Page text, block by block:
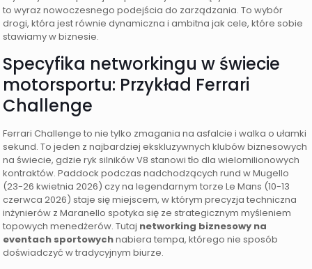
to wyraz nowoczesnego podejścia do zarządzania. To wybór
drogi, która jest równie dynamiczna i ambitna jak cele, które sobie
stawiamy w biznesie.
Specyfika networkingu w świecie
motorsportu: Przykład Ferrari
Challenge
Ferrari Challenge to nie tylko zmagania na asfalcie i walka o ułamki
sekund. To jeden z najbardziej ekskluzywnych klubów biznesowych
na świecie, gdzie ryk silników V8 stanowi tło dla wielomilionowych
kontraktów. Paddock podczas nadchodzących rund w Mugello
(23-26 kwietnia 2026) czy na legendarnym torze Le Mans (10-13
czerwca 2026) staje się miejscem, w którym precyzja techniczna
inżynierów z Maranello spotyka się ze strategicznym myśleniem
topowych menedżerów. Tutaj networking biznesowy na
eventach sportowychnabiera tempa, którego nie sposób
doświadczyć w tradycyjnym biurze.